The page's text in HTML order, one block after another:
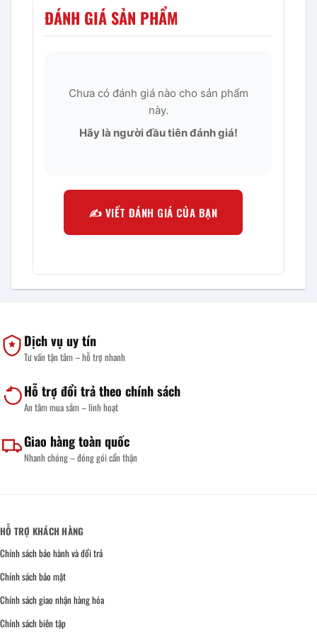
ĐÁNH GIÁ SẢN PHẨM
Chưa có đánh giá nào cho sản phẩm
này.
Hãy là người đầu tiên đánh giá!
✍️ VIẾT ĐÁNH GIÁ CỦA BẠN
Dịch vụ uy tín
Tư vấn tận tâm – hỗ trợ nhanh
Hỗ trợ đổi trả theo chính sách
An tâm mua sắm – linh hoạt
Giao hàng toàn quốc
Nhanh chóng – đóng gói cẩn thận
HỖ TRỢ KHÁCH HÀNG
Chính sách bảo hành và đổi trả
Chính sách bảo mật
Chính sách giao nhận hàng hóa
Chính sách biên tập